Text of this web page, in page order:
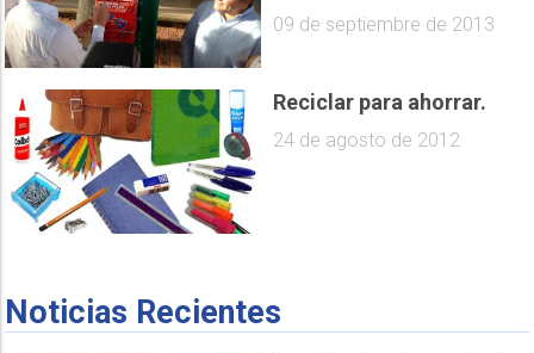
09 de septiembre de 2013
Reciclar para ahorrar.
24 de agosto de 2012
Noticias Recientes